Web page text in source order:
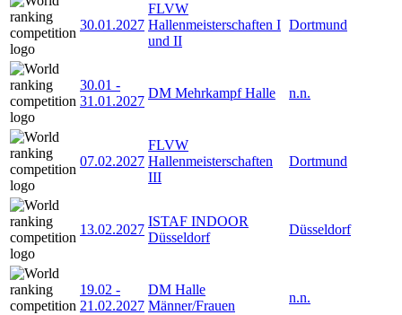
30.01.2027
FLVW
Hallenmeisterschaften I
und II
Dortmund
30.01 -
31.01.2027
DM Mehrkampf Halle n.n.
07.02.2027
FLVW
Hallenmeisterschaften
III
Dortmund
13.02.2027
ISTAF INDOOR
Düsseldorf
Düsseldorf
19.02 -
21.02.2027
DM Halle
Männer/Frauen
n.n.